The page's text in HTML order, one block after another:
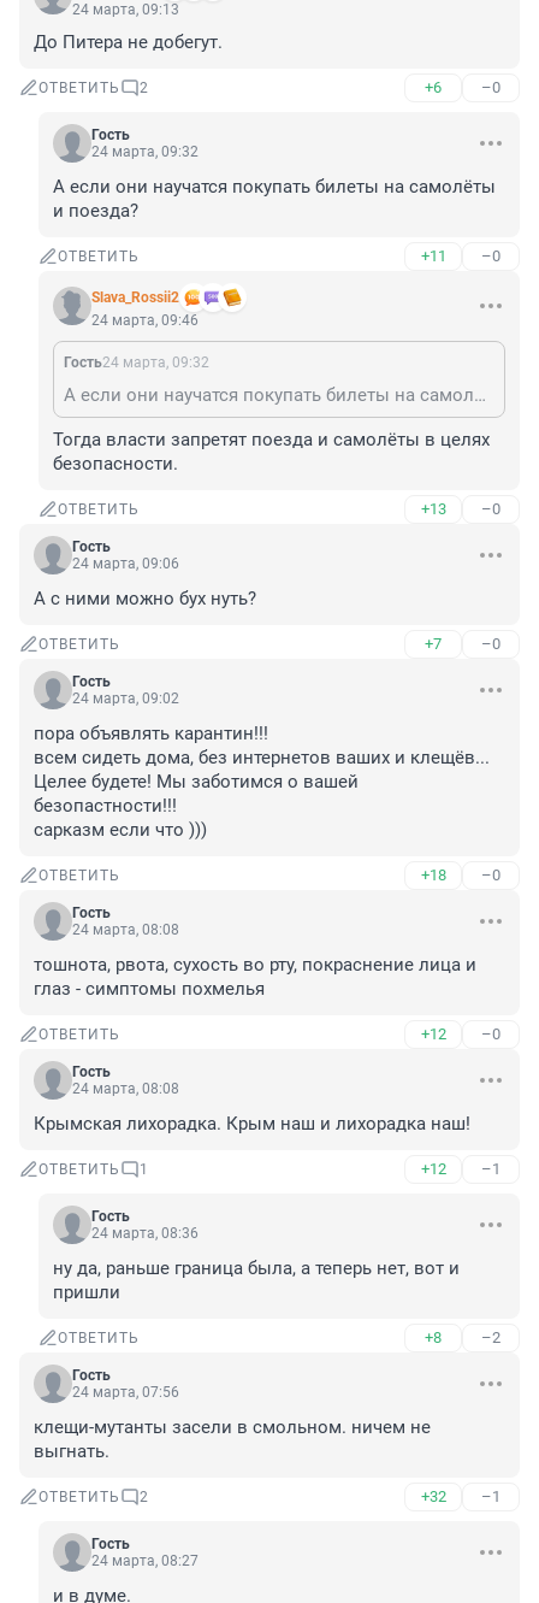
24 марта, 09:13
До Питера не добегут.
ОТВЕТИТЬ 2 +6 –0
Гость
24 марта, 09:32
А если они научатся покупать билеты на самолёты
и поезда?
ОТВЕТИТЬ +11 –0
Slava_Rossii2
24 марта, 09:46
Гость24 марта, 09:32
А если они научатся покупать билеты на самолёты и поезда?
Тогда власти запретят поезда и самолёты в целях
безопасности.
ОТВЕТИТЬ +13 –0
Гость
24 марта, 09:06
А с ними можно бух нуть?
ОТВЕТИТЬ +7 –0
Гость
24 марта, 09:02
пора объявлять карантин!!!
всем сидеть дома, без интернетов ваших и клещёв...
Целее будете! Мы заботимся о вашей
безопастности!!!
сарказм если что )))
ОТВЕТИТЬ +18 –0
Гость
24 марта, 08:08
тошнота, рвота, сухость во рту, покраснение лица и
глаз - симптомы похмелья
ОТВЕТИТЬ +12 –0
Гость
24 марта, 08:08
Крымская лихорадка. Крым наш и лихорадка наш!
ОТВЕТИТЬ 1 +12 –1
Гость
24 марта, 08:36
ну да, раньше граница была, а теперь нет, вот и
пришли
ОТВЕТИТЬ +8 –2
Гость
24 марта, 07:56
клещи-мутанты засели в смольном. ничем не
выгнать.
ОТВЕТИТЬ 2 +32 –1
Гость
24 марта, 08:27
и в думе.